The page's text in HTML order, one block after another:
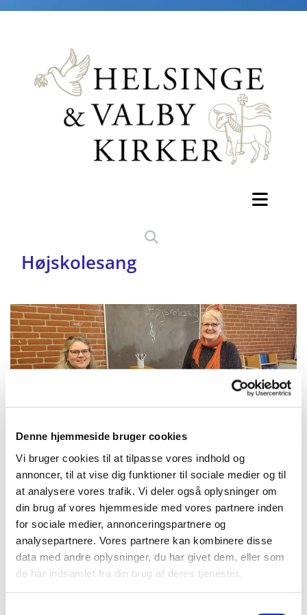
Denne hjemmeside bruger cookies
Vi bruger cookies til at tilpasse vores indhold og
annoncer, til at vise dig funktioner til sociale medier og til
at analysere vores trafik. Vi deler også oplysninger om
din brug af vores hjemmeside med vores partnere inden
for sociale medier, annonceringspartnere og
analysepartnere. Vores partnere kan kombinere disse
data med andre oplysninger, du har givet dem, eller som
de har indsamlet fra din brug af deres tjenester.
Højskolesang
Onsdag 6. oktober 2027, kl. 10:00
Sognegården, Skolegade 4, 3200
Helsinge